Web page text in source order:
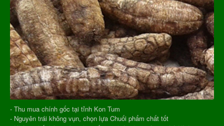
- Thu mua chính gốc tại tỉnh Kon Tum
- Nguyên trái không vụn, chọn lựa Chuối phẩm chất tốt